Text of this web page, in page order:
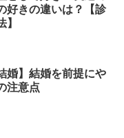
好きの違いは？【診
】
婚】結婚を前提にや
注意点